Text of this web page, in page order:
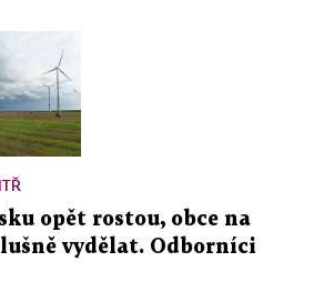
opět rostou, obce na
vydělat. Odborníci